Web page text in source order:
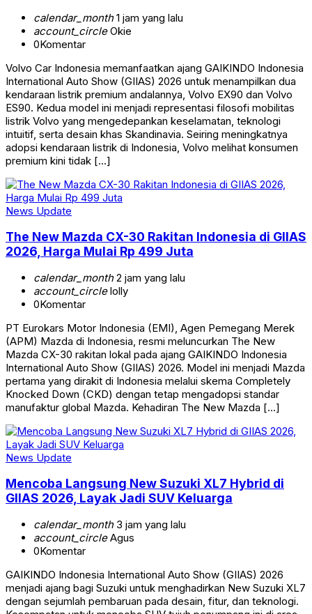
calendar_month1 jam yang lalu
account_circleOkie
0Komentar
Volvo Car Indonesia memanfaatkan ajang GAIKINDO Indonesia
International Auto Show (GIIAS) 2026 untuk menampilkan dua
kendaraan listrik premium andalannya, Volvo EX90 dan Volvo
ES90. Kedua model ini menjadi representasi filosofi mobilitas
listrik Volvo yang mengedepankan keselamatan, teknologi
intuitif, serta desain khas Skandinavia. Seiring meningkatnya
adopsi kendaraan listrik di Indonesia, Volvo melihat konsumen
premium kini tidak […]
News Update
The New Mazda CX-30 Rakitan Indonesia di GIIAS
2026, Harga Mulai Rp 499 Juta
calendar_month2 jam yang lalu
account_circlelolly
0Komentar
PT Eurokars Motor Indonesia (EMI), Agen Pemegang Merek
(APM) Mazda di Indonesia, resmi meluncurkan The New
Mazda CX-30 rakitan lokal pada ajang GAIKINDO Indonesia
International Auto Show (GIIAS) 2026. Model ini menjadi Mazda
pertama yang dirakit di Indonesia melalui skema Completely
Knocked Down (CKD) dengan tetap mengadopsi standar
manufaktur global Mazda. Kehadiran The New Mazda […]
News Update
Mencoba Langsung New Suzuki XL7 Hybrid di
GIIAS 2026, Layak Jadi SUV Keluarga
calendar_month3 jam yang lalu
account_circleAgus
0Komentar
GAIKINDO Indonesia International Auto Show (GIIAS) 2026
menjadi ajang bagi Suzuki untuk menghadirkan New Suzuki XL7
dengan sejumlah pembaruan pada desain, fitur, dan teknologi.